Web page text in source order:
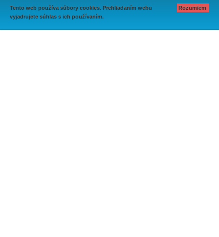
Tento web používa súbory cookies. Prehliadaním webu
vyjadrujete súhlas s ich používaním.
Rozumiem